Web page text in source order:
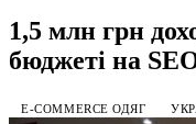
1,5 млн грн
бюджеті на
E-COMMERCE ОДЯГ